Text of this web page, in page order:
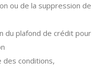
ou de la suppression de
du plafond de crédit pour
des conditions,